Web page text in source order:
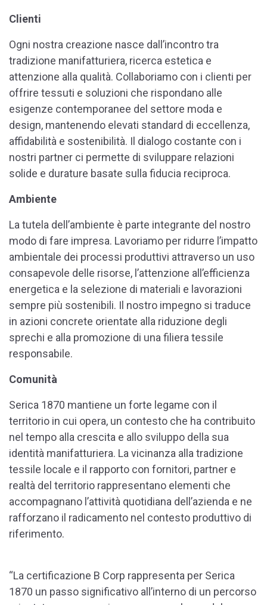
Clienti
Ogni nostra creazione nasce dall’incontro tra
tradizione manifatturiera, ricerca estetica e
attenzione alla qualità. Collaboriamo con i clienti per
offrire tessuti e soluzioni che rispondano alle
esigenze contemporanee del settore moda e
design, mantenendo elevati standard di eccellenza,
affidabilità e sostenibilità. Il dialogo costante con i
nostri partner ci permette di sviluppare relazioni
solide e durature basate sulla fiducia reciproca.
Ambiente
La tutela dell’ambiente è parte integrante del nostro
modo di fare impresa. Lavoriamo per ridurre l’impatto
ambientale dei processi produttivi attraverso un uso
consapevole delle risorse, l’attenzione all’efficienza
energetica e la selezione di materiali e lavorazioni
sempre più sostenibili. Il nostro impegno si traduce
in azioni concrete orientate alla riduzione degli
sprechi e alla promozione di una filiera tessile
responsabile.
Comunità
Serica 1870 mantiene un forte legame con il
territorio in cui opera, un contesto che ha contribuito
nel tempo alla crescita e allo sviluppo della sua
identità manifatturiera. La vicinanza alla tradizione
tessile locale e il rapporto con fornitori, partner e
realtà del territorio rappresentano elementi che
accompagnano l’attività quotidiana dell’azienda e ne
rafforzano il radicamento nel contesto produttivo di
riferimento.
“La certificazione B Corp rappresenta per Serica
1870 un passo significativo all’interno di un percorso